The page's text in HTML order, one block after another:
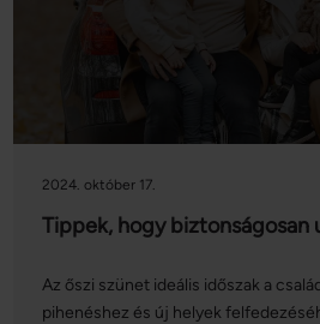
2024. október 17.
Tippek, hogy biztonságosan
Az őszi szünet ideális időszak a
pihenéshez és új helyek